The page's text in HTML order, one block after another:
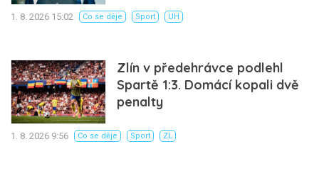
1. 8. 2026 15:02 Co se děje Sport UH
Zlín v předehrávce podlehl
Spartě 1:3. Domácí kopali dvě
penalty
1. 8. 2026 9:56 Co se děje Sport ZL